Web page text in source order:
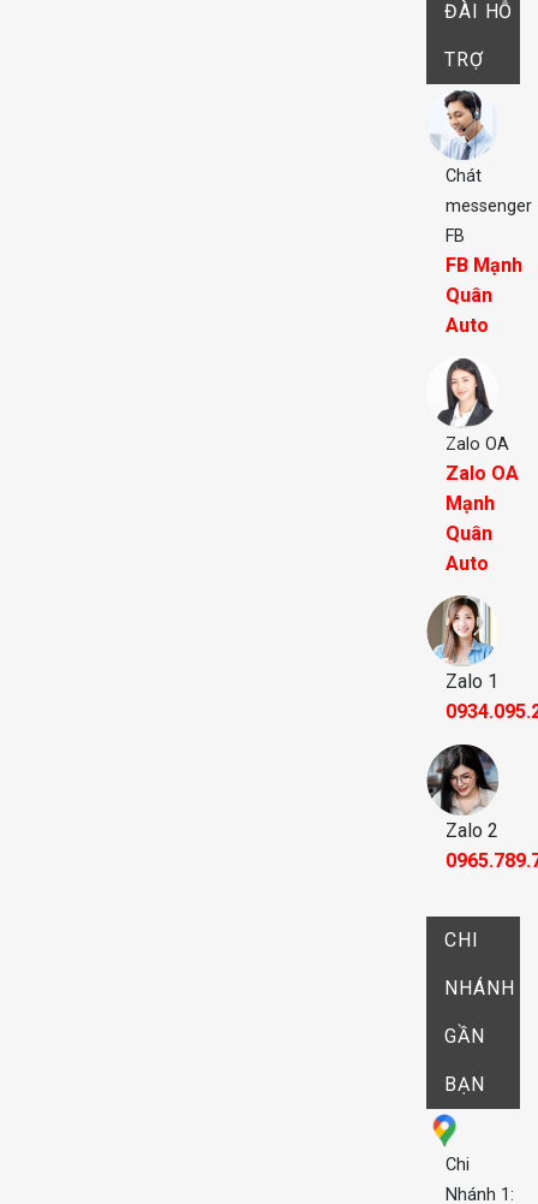
ĐÀI HỖ
TRỢ
Chát
messenger
FB
FB Mạnh
Quân
Auto
Zalo OA
Zalo OA
Mạnh
Quân
Auto
Zalo 1
Zalo 2
CHI
NHÁNH
GẦN
BẠN
Chi
Nhánh 1: